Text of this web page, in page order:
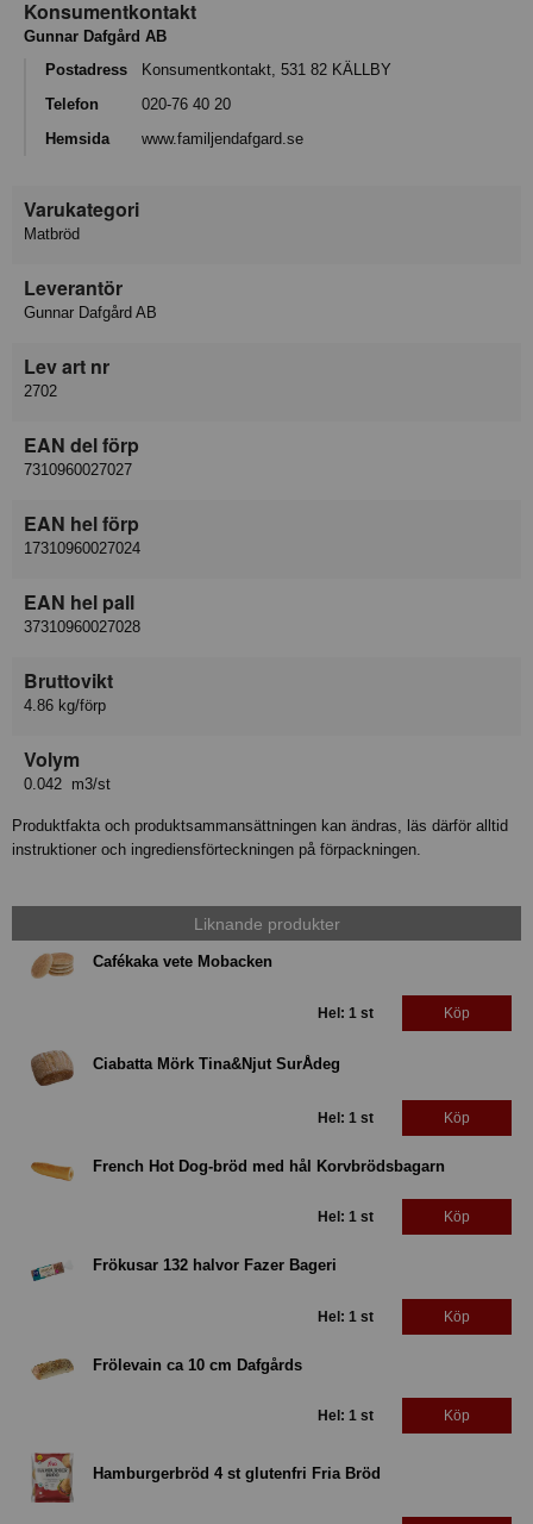
Konsumentkontakt
Gunnar Dafgård AB
Postadress
Konsumentkontakt, 531 82 KÄLLBY
Telefon
020-76 40 20
Hemsida
www.familjendafgard.se
Varukategori
Matbröd
Leverantör
Gunnar Dafgård AB
Lev art nr
2702
EAN del förp
7310960027027
EAN hel förp
17310960027024
EAN hel pall
37310960027028
Bruttovikt
4.86 kg/förp
Volym
0.042 m3/st
Produktfakta och produktsammansättningen kan ändras, läs därför alltid
instruktioner och ingrediensförteckningen på förpackningen.
Liknande produkter
Cafékaka vete Mobacken
Hel: 1 st Köp
Ciabatta Mörk Tina&Njut SurÅdeg
Hel: 1 st Köp
French Hot Dog-bröd med hål Korvbrödsbagarn
Hel: 1 st Köp
Frökusar 132 halvor Fazer Bageri
Hel: 1 st Köp
Frölevain ca 10 cm Dafgårds
Hel: 1 st Köp
Hamburgerbröd 4 st glutenfri Fria Bröd